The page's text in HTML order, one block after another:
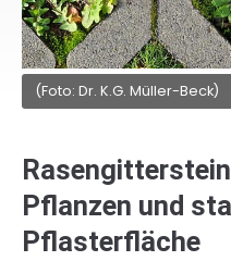
(Foto: Dr. K.G. Müller-Beck)
Pflanzen und
Pflasterfläche